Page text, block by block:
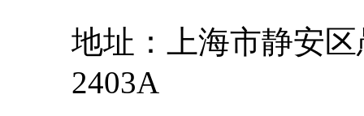
地址：
上海市静安区
2403A